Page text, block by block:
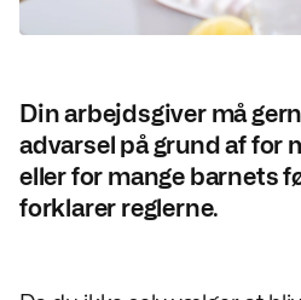
Din arbejdsgiver må
advarsel på grund af for
eller for mange barnets
forklarer reglerne.